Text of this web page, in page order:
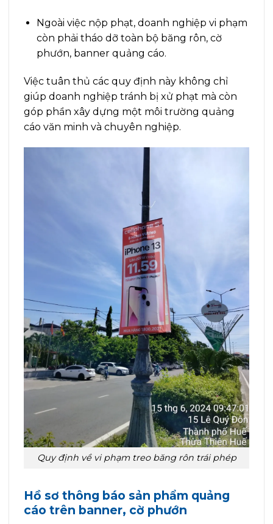
Ngoài việc nộp phạt, doanh nghiệp vi phạm
còn phải tháo dỡ toàn bộ băng rôn, cờ
phướn, banner quảng cáo.
Việc tuân thủ các quy định này không chỉ
giúp doanh nghiệp tránh bị xử phạt mà còn
góp phần xây dựng một môi trường quảng
cáo văn minh và chuyên nghiệp.
Quy định về vi phạm treo băng rôn trái phép
Hồ sơ thông báo sản phẩm quảng
cáo trên banner, cờ phướn